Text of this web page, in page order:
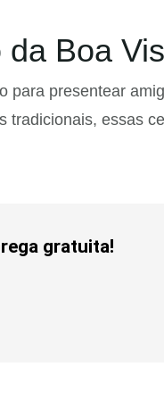
da Boa
presentear
essas
gratuita!